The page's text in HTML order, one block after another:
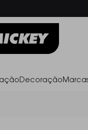
Decoração